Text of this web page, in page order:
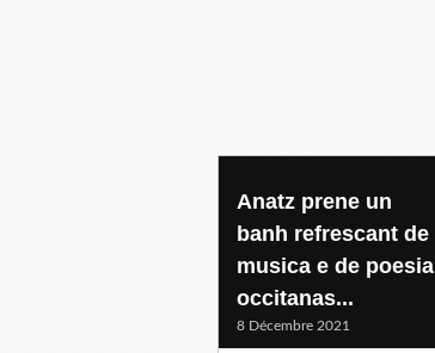
culture
Anatz prene un
banh refrescant de
musica e de poesia
occitanas...
8 Décembre 2021